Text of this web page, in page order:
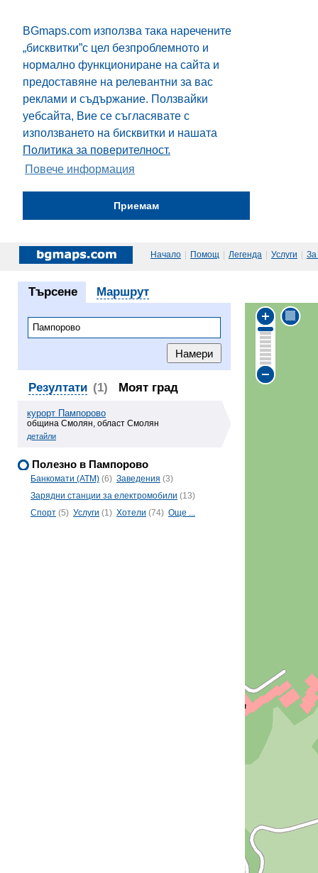
BGmaps.com използва така наречените
„бисквитки”с цел безпроблемното и
нормално функциониране на сайта и
предоставяне на релевантни за вас
реклами и съдържание. Ползвайки
уебсайта, Вие се съгласявате с
използването на бисквитки и нашата
Политика за поверителност.
Повече информация
Приемам
Начало | Помощ | Легенда | Услуги | За
Търсене Маршрут
Резултати (1) Моят град
курорт Пампорово
община Смолян, област Смолян
детайли
Полезно в Пампорово
Банкомати (ATM) (6) Заведения (3)
Зарядни станции за електромобили (13)
Спорт (5) Услуги (1) Хотели (74) Още ...